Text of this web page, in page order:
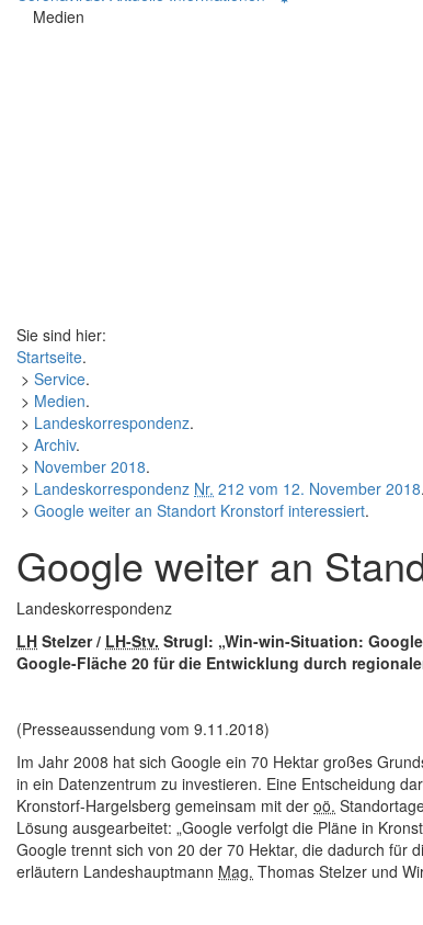
Medien
Sie sind hier:
Startseite.
> Service.
> Medien.
> Landeskorrespondenz.
> Archiv.
> November 2018.
> Landeskorrespondenz Nr. 212 vom 12. November 2018.
> Google weiter an Standort Kronstorf interessiert.
Google weiter an
Landeskorrespondenz
LH Stelzer / LH-Stv. Strugl: „Win-win-Situation: Google
Google-Fläche 20 für die Entwicklung durch
(Presseaussendung vom 9.11.2018)
Im Jahr 2008 hat sich Google ein 70 Hektar großes
in ein Datenzentrum zu investieren. Eine Entscheidung
Kronstorf-Hargelsberg gemeinsam mit der oö.
Lösung ausgearbeitet: „Google verfolgt die Pläne in
Google trennt sich von 20 der 70 Hektar, die dadurch für
erläutern Landeshauptmann Mag. Thomas Stelzer und